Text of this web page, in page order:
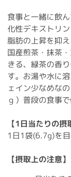
食事と一緒に飲
化性デキストリ
脂肪の上昇を抑え
国産煎茶・抹茶
きる、緑茶の香
す。お湯や水に
ェイン少なめな
ｇ）普段の食事
【1日当たりの摂
1日1袋(6.7g)を目
【摂取上の注意】